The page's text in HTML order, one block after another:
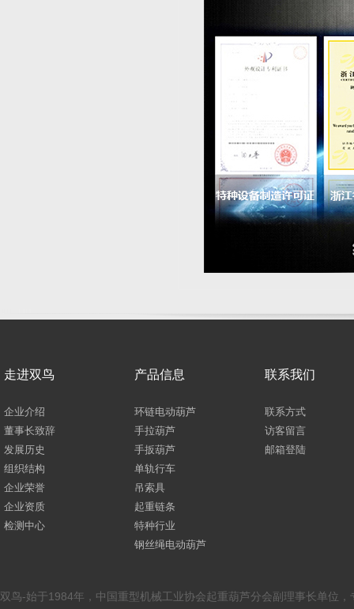
走进双鸟
企业介绍
董事长致辞
发展历史
组织结构
企业荣誉
企业资质
检测中心
产品信息
环链电动葫芦
手拉葫芦
手扳葫芦
单轨行车
吊索具
起重链条
特种行业
钢丝绳电动葫芦
联系我们
联系方式
访客留言
邮箱登陆
双鸟-始于1984年，中国重型机械工业协会起重葫芦分会副理事长单位